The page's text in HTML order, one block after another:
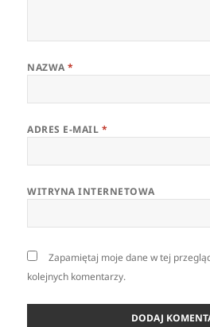
NAZWA*
ADRES E-MAIL *
WITRYNA INTERNETOWA
Zapamiętaj moje dane w tej
kolejnych komentarzy.